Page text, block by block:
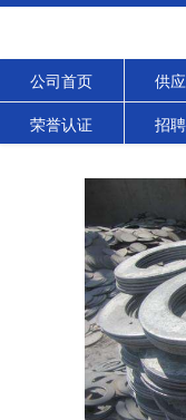
公司首页 供
荣誉认证 招